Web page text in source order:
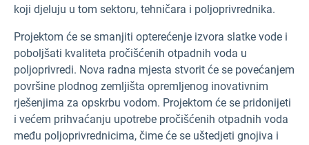
koji djeluju u tom sektoru, tehničara i poljoprivrednika.
Projektom će se smanjiti opterećenje izvora slatke vode i
poboljšati kvaliteta pročišćenih otpadnih voda u
poljoprivredi. Nova radna mjesta stvorit će se povećanjem
površine plodnog zemljišta opremljenog inovativnim
rješenjima za opskrbu vodom. Projektom će se pridonijeti
i većem prihvaćanju upotrebe pročišćenih otpadnih voda
među poljoprivrednicima, čime će se uštedjeti gnojiva i